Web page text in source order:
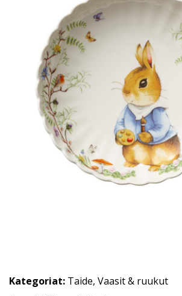
Kategoriat: Taide, Vaasit & ruukut